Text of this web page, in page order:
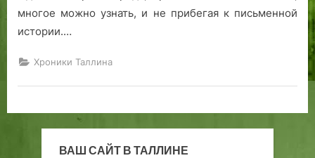
многое можно узнать, и не прибегая к письменной
истории.…
Хроники Таллина
ВАШ САЙТ В ТАЛЛИНЕ